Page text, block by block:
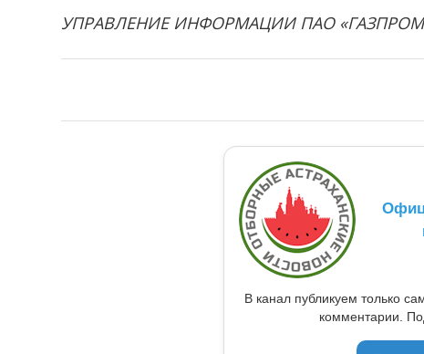
УПРАВЛЕНИЕ ИНФОРМАЦИИ ПАО
В канал публикуем только
комментарии.